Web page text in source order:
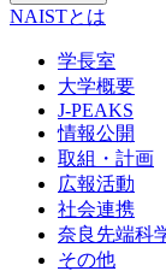
NAISTとは
学長室
大学概要
J-PEAKS
情報公開
取組・計画
広報活動
社会連携
奈良先端科
その他